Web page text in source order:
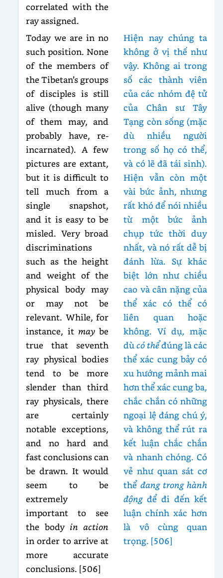
correlated with the
ray assigned.
Today we are in no
such position. None
of the members of
the Tibetan’s groups
of disciples is still
alive (though many
of them may, and
probably have, re-
incarnated). A few
pictures are extant,
but it is difficult to
tell much from a
single snapshot,
and it is easy to be
misled. Very broad
discriminations
such as the height
and weight of the
physical body may
or may not be
relevant. While, for
instance, it maybe
true that seventh
ray physical bodies
tend to be more
slender than third
ray physicals, there
are certainly
notable exceptions,
and no hard and
fast conclusions can
be drawn. It would
seem to be
extremely
important to see
the body in action
in order to arrive at
more accurate
conclusions. [506]
Hiện nay chúng ta
không ở vị thế như
vậy. Không ai trong
số các thành viên
của các nhóm đệ tử
của Chân sư Tây
Tạng còn sống (mặc
dù nhiều người
trong số họ có thể,
và có lẽ đã tái sinh).
Hiện vẫn còn một
vài bức ảnh, nhưng
rất khó để nói nhiều
từ một bức ảnh
chụp tức thời duy
nhất, và nó rất dễ bị
đánh lừa. Sự khác
biệt lớn như chiều
cao và cân nặng của
thể xác có thể có
liên quan hoặc
không. Ví dụ,mặc
dù có thểđúng là các
thể xác cung bảy có
xu hướng mảnh mai
hơn thể xác cung ba,
chắc chắn có những
ngoại lệ đáng chú ý,
và không thể rút ra
kết luận chắc chắn
và nhanh chóng. Có
vẻ như quan sát cơ
thể đang trong hành
độngđể đi đến kết
luận chính xác hơn
là vô cùng quan
trọng. [506]